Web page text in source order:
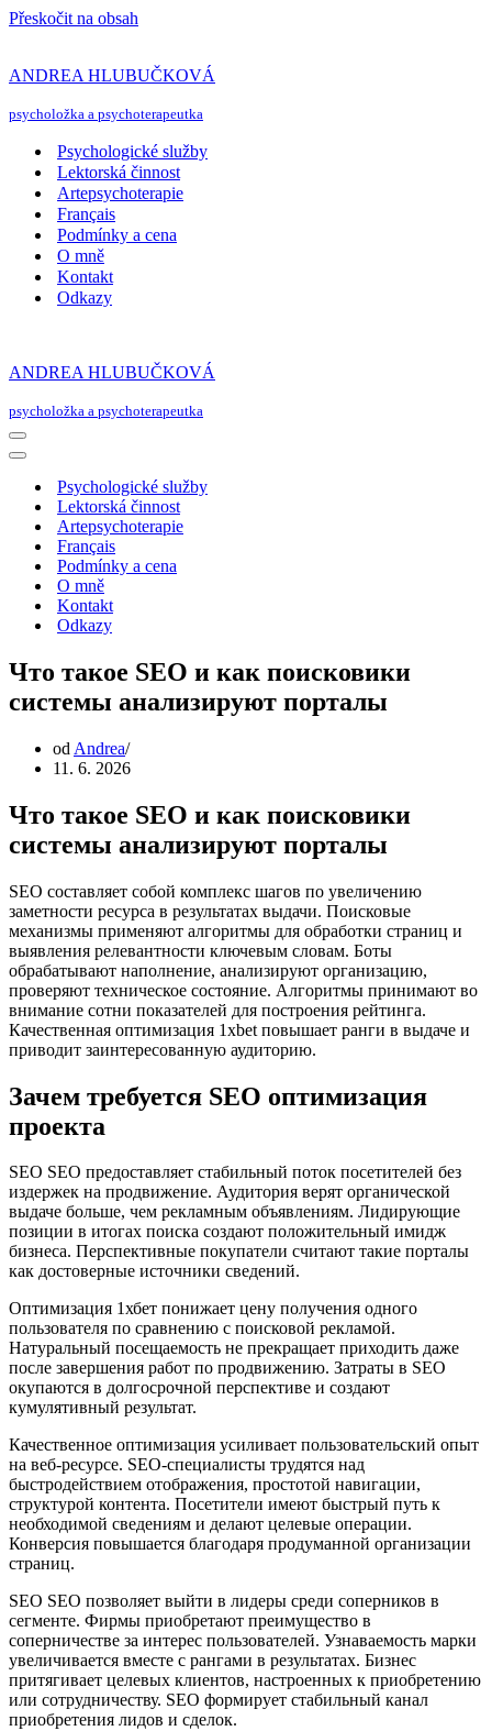
Přeskočit na obsah
ANDREA HLUBUČKOVÁ
psycholožka a psychoterapeutka
Psychologické služby
Lektorská činnost
Artepsychoterapie
Français
Podmínky a cena
O mně
Kontakt
Odkazy
ANDREA HLUBUČKOVÁ
psycholožka a psychoterapeutka
Navigační
menu
Navigační
Psychologické služby
Lektorská činnost
Artepsychoterapie
Français
Podmínky a cena
O mně
Kontakt
Odkazy
Что такое SEO и как поисковики
системы анализируют порталы
od Andrea
11. 6. 2026
Что такое SEO и как поисковики
системы анализируют порталы
SEO составляет собой комплекс шагов по увеличению
заметности ресурса в результатах выдачи. Поисковые
механизмы применяют алгоритмы для обработки страниц и
выявления релевантности ключевым словам. Боты
обрабатывают наполнение, анализируют организацию,
проверяют техническое состояние. Алгоритмы принимают во
внимание сотни показателей для построения рейтинга.
Качественная оптимизация 1xbet повышает ранги в выдаче и
приводит заинтересованную аудиторию.
Зачем требуется SEO оптимизация
проекта
SEO SEO предоставляет стабильный поток посетителей без
издержек на продвижение. Аудитория верят органической
выдаче больше, чем рекламным объявлениям. Лидирующие
позиции в итогах поиска создают положительный имидж
бизнеса. Перспективные покупатели считают такие порталы
как достоверные источники сведений.
Оптимизация 1хбет понижает цену получения одного
пользователя по сравнению с поисковой рекламой.
Натуральный посещаемость не прекращает приходить даже
после завершения работ по продвижению. Затраты в SEO
окупаются в долгосрочной перспективе и создают
кумулятивный результат.
Качественное оптимизация усиливает пользовательский опыт
на веб-ресурсе. SEO-специалисты трудятся над
быстродействием отображения, простотой навигации,
структурой контента. Посетители имеют быстрый путь к
необходимой сведениям и делают целевые операции.
Конверсия повышается благодаря продуманной организации
страниц.
SEO SEO позволяет выйти в лидеры среди соперников в
сегменте. Фирмы приобретают преимущество в
соперничестве за интерес пользователей. Узнаваемость марки
увеличивается вместе с рангами в результатах. Бизнес
притягивает целевых клиентов, настроенных к приобретению
или сотрудничеству. SEO формирует стабильный канал
приобретения лидов и сделок.